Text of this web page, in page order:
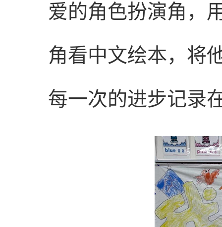
爱的角色扮演角，
角看中文绘本，将
每一次的进步记录